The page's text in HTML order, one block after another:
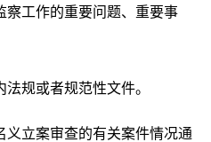
工作的重要问题、重要事
规或者规范性文件。
立案审查的有关案件情况通